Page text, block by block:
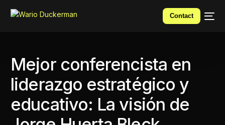
Contact
Mejor conferencista en
liderazgo estratégico y
educativo: La visión de